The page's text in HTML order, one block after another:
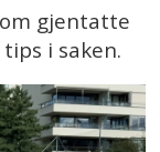
gjentatte
i saken.